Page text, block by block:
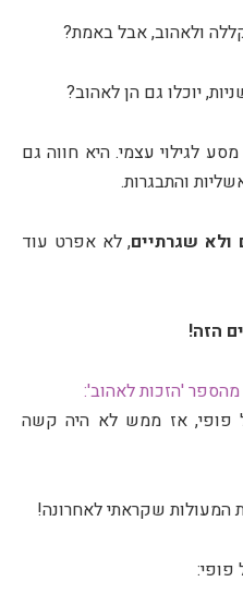
ולאהוב, אבל באמת?
יוכלו גם הן לאהוב?
לגילוי עצמי. היא חווה גם
והתבגרות.
ולא שגרתיים, לא אפרט עוד
הזה!
'הזכות לאהוב':
פופי, אז ממש לא היה קשה
המעולות שקראתי לאחרונה!
פופי: